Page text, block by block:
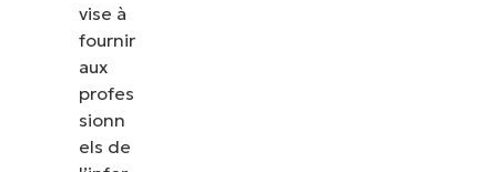
vise à
fournir
aux
profes
sionn
els de